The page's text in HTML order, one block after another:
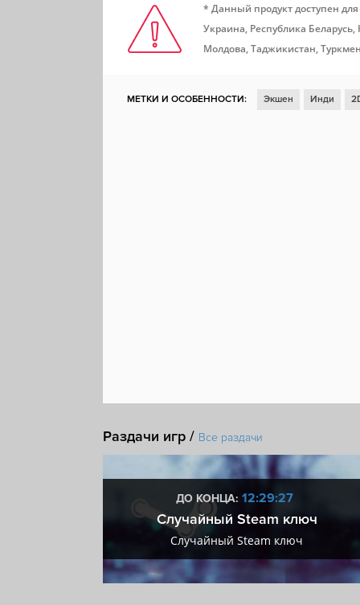
* Данный продукт доступен
Украина, Республика
Молдова, Таджикистан,
МЕТКИ И ОСОБЕННОСТИ: Экшен Инди
Раздачи игр / Все раздачи
ДО КОНЦА: 12:29:26
Случайный Steam ключ
Случайный Steam ключ